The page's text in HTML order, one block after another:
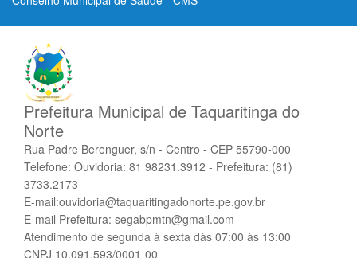
Prefeitura Municipal de Taquaritinga do
Norte
Rua Padre Berenguer, s/n - Centro - CEP 55790-000
Telefone: Ouvidoria: 81 98231.3912 - Prefeitura: (81)
3733.2173
E-mail:ouvidoria@taquaritingadonorte.pe.gov.br
E-mail Prefeitura: segabpmtn@gmail.com
Atendimento de segunda à sexta dàs 07:00 às 13:00
CNPJ 10.091.593/0001-00